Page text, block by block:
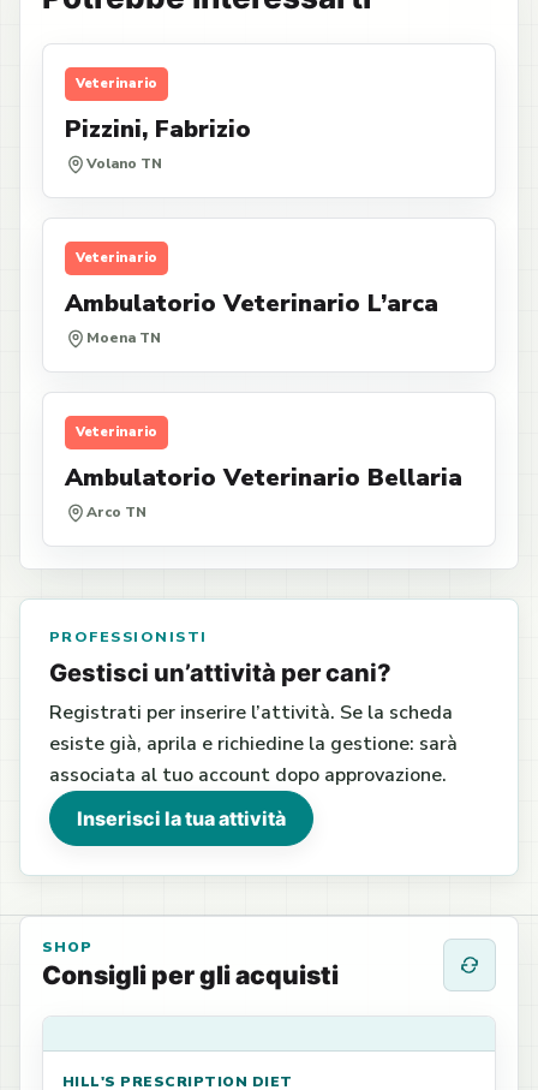
Veterinario
Pizzini, Fabrizio
Volano TN
Veterinario
Ambulatorio Veterinario L’arca
Moena TN
Veterinario
Ambulatorio Veterinario Bellaria
Arco TN
PROFESSIONISTI
Gestisci un’attività per cani?
Registrati per inserire l’attività. Se la scheda
esiste già, aprila e richiedine la gestione: sarà
associata al tuo account dopo approvazione.
Inserisci la tua attività
SHOP
Consigli per gli acquisti
HILL'S PRESCRIPTION DIET